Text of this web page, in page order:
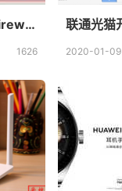
CentOS 7下配置firewalld（firewall-cmd）实现NAT转发软路由
1626 2020-01-09